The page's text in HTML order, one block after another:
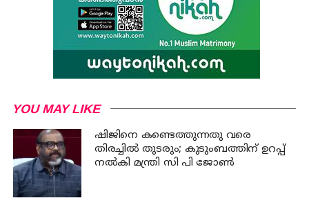
YOU MAY LIKE
ഷിജിനെ കണ്ടെത്തുന്നതു വരെ
തിരച്ചില്‍ തുടരും; കുടുംബത്തിന് ഉറപ്പ്
നല്‍കി മന്ത്രി സി പി ജോണ്‍